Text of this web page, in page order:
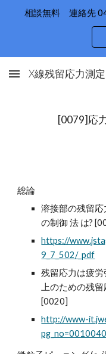
相談無料 連絡先
X線残留応力測
[0079]応
総論
溶接部の残留応
の制御 法 は?
https://
9_7_502/_pdf
残留応力は疲
上のための残
[0020]
http://www-